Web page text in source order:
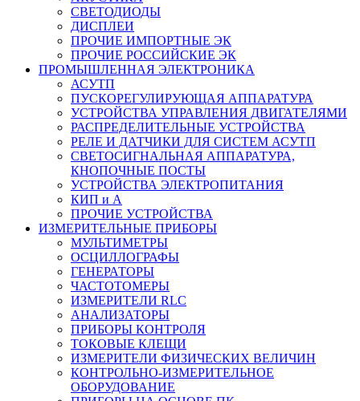
СВЕТОДИОДЫ
ДИСПЛЕИ
ПРОЧИЕ ИМПОРТНЫЕ ЭК
ПРОЧИЕ РОССИЙСКИЕ ЭК
ПРОМЫШЛЕННАЯ ЭЛЕКТРОНИКА
АСУТП
ПУСКОРЕГУЛИРУЮЩАЯ АППАРАТУРА
УСТРОЙСТВА УПРАВЛЕНИЯ ДВИГАТЕЛЯМИ
РАСПРЕДЕЛИТЕЛЬНЫЕ УСТРОЙСТВА
РЕЛЕ И ДАТЧИКИ ДЛЯ СИСТЕМ АСУТП
СВЕТОСИГНАЛЬНАЯ АППАРАТУРА,
КНОПОЧНЫЕ ПОСТЫ
УСТРОЙСТВА ЭЛЕКТРОПИТАНИЯ
КИП и А
ПРОЧИЕ УСТРОЙСТВА
ИЗМЕРИТЕЛЬНЫЕ ПРИБОРЫ
МУЛЬТИМЕТРЫ
ОСЦИЛЛОГРАФЫ
ГЕНЕРАТОРЫ
ЧАСТОТОМЕРЫ
ИЗМЕРИТЕЛИ RLC
АНАЛИЗАТОРЫ
ПРИБОРЫ КОНТРОЛЯ
ТОКОВЫЕ КЛЕЩИ
ИЗМЕРИТЕЛИ ФИЗИЧЕСКИХ ВЕЛИЧИН
КОНТРОЛЬНО-ИЗМЕРИТЕЛЬНОЕ
ОБОРУДОВАНИЕ